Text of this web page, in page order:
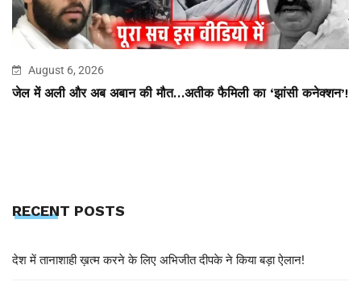
August 6, 2026
जेल में अली और अब अबान की मौत…अतीक फैमिली का ‘झांसी कनेक्शन’!
RECENT POSTS
देश में तानाशाही ख़त्म करने के लिए अभिजीत दीपके ने किया बड़ा ऐलान!